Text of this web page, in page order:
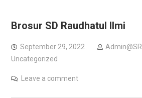
Brosur SD Raudhatul Ilmi
September 29, 2022
Admin@SRI
Uncategorized
Leave a comment